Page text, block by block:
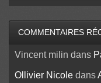
COMMENTAIRES
Vincent milin dans
Ollivier Nicoledans